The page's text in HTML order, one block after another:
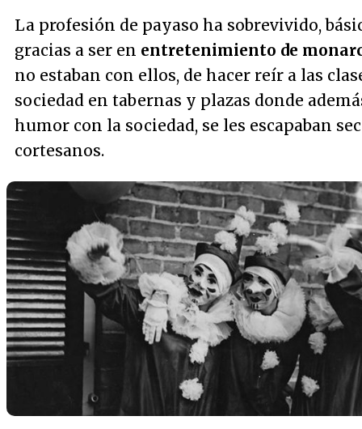
La profesión de payaso ha sobrevivido,
gracias a ser en entretenimiento de
no estaban con ellos, de hacer reír a las
sociedad en tabernas y plazas donde
humor con la sociedad, se les escapaban
cortesanos.